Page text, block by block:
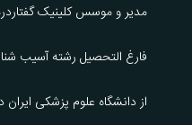
مدیر و موسس کلینیک
فارغ التحصیل رشته آسیب
از دانشگاه علوم پزشکی ایران در